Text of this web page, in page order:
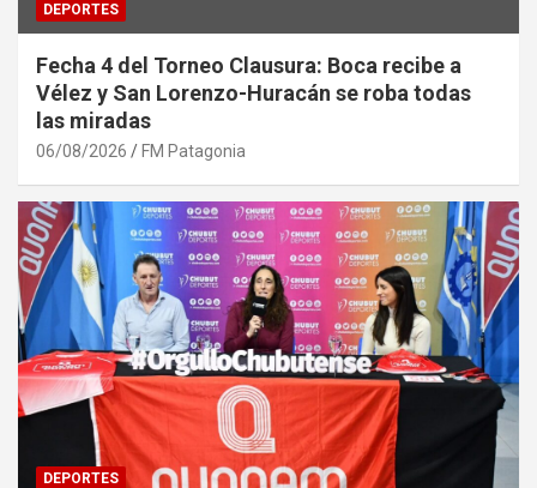
DEPORTES
Fecha 4 del Torneo Clausura: Boca recibe a
Vélez y San Lorenzo-Huracán se roba todas
las miradas
06/08/2026 FM Patagonia
DEPORTES